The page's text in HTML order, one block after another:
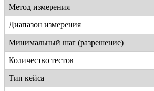
Метод измерения
Диапазон измерения
Минимальный шаг (разрешение)
Количество тестов
Тип кейса